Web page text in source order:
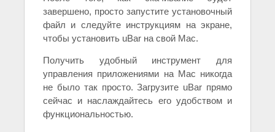
завершено, просто запустите установочный
файл и следуйте инструкциям на экране,
чтобы установить uBar на свой Mac.
Получить удобный инструмент для
управления приложениями на Mac никогда
не было так просто. Загрузите uBar прямо
сейчас и наслаждайтесь его удобством и
функциональностью.